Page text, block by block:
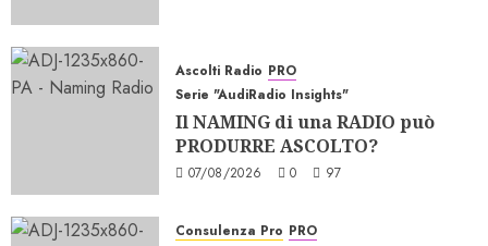
Ascolti Radio PRO
Serie "AudiRadio Insights"
Il NAMING di una RADIO può
PRODURRE ASCOLTO?
07/08/2026 0 97
Consulenza Pro PRO